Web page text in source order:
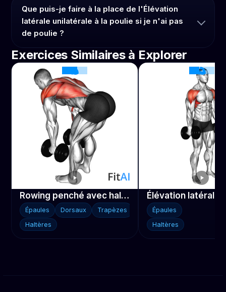
Que puis-je faire à la place de l'Élévation
latérale unilatérale à la poulie si je n'ai pas
de poulie ?
Exercices Similaires à Explorer
Rowing penché avec haltères
Épaules Dorsaux
Trapèzes
Haltères
Épaules
Haltères